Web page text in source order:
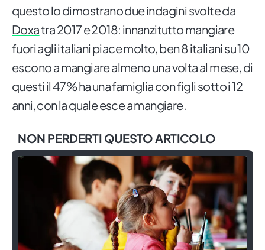
questo lo dimostrano due indagini svolte da
Doxatra 2017 e 2018: innanzitutto mangiare
fuori agli italiani piace molto, ben 8 italiani su 10
escono a mangiare almeno una volta al mese, di
questi il 47% ha una famiglia con figli sotto i 12
anni, con la quale esce a mangiare.
NON PERDERTI QUESTO ARTICOLO